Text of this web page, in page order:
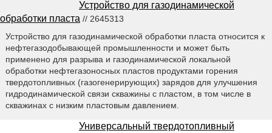
Устройство для газодинамической
обработки пласта // 2645313
Устройство для газодинамической обработки пласта относится к
нефтегазодобывающей промышленности и может быть
применено для разрыва и газодинамической локальной
обработки нефтегазоносных пластов продуктами горения
твердотопливных (газогенерирующих) зарядов для улучшения
гидродинамической связи скважины с пластом, в том числе в
скважинах с низким пластовым давлением.
Универсальный твердотопливный